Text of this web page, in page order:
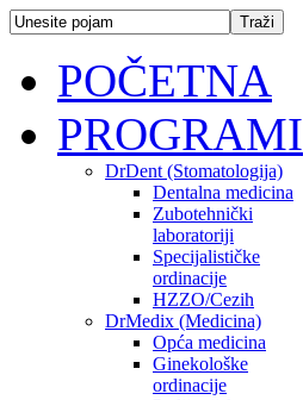
POČETNA
PROGRAMI
DrDent (Stomatologija)
Dentalna medicina
Zubotehnički
laboratoriji
Specijalističke
ordinacije
HZZO/Cezih
DrMedix (Medicina)
Opća medicina
Ginekološke
ordinacije